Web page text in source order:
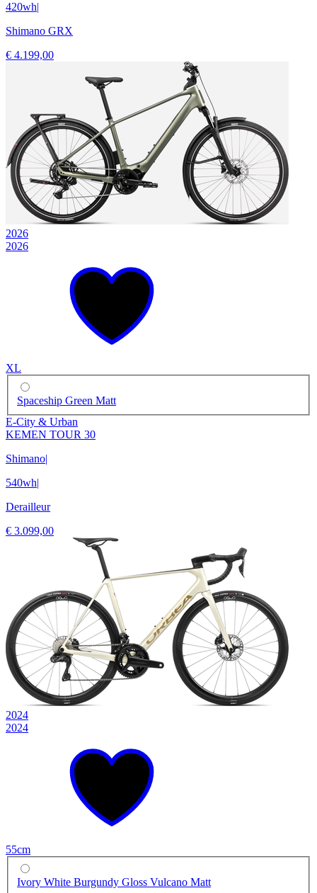
420wh|
Shimano GRX
€ 4.199,00
2026
2026
XL
Spaceship Green Matt
E-City & Urban
KEMEN TOUR 30
Shimano|
540wh|
Derailleur
€ 3.099,00
2024
2024
55cm
Ivory White Burgundy Gloss Vulcano Matt